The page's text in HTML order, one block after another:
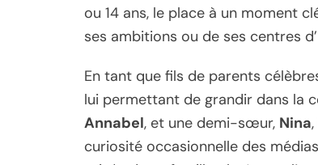
ou 14 ans, le place à un moment
ses ambitions ou de ses centres
En tant que fils de parents
lui permettant de grandir dans la
Annabel, et une demi-sœur, Nina
curiosité occasionnelle des